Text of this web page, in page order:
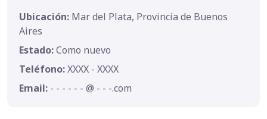
Ubicación: Mar del Plata, Provincia de Buenos
Aires
Estado:Como nuevo
Teléfono:XXXX - XXXX
Email: - - - - - - @ - - -.com